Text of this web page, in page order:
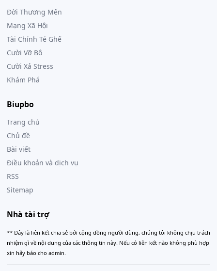
Đời Thương Mến
Mạng Xã Hội
Tài Chính Té Ghế
Cười Vỡ Bô
Cười Xả Stress
Khám Phá
Biupbo
Trang chủ
Chủ đề
Bài viết
Điều khoản và dịch vụ
RSS
Sitemap
Nhà tài trợ
** Đây là liên kết chia sẻ bới cộng đồng người dùng, chúng tôi không chịu trách
nhiệm gì về nội dung của các thông tin này. Nếu có liên kết nào không phù hợp
xin hãy báo cho admin.